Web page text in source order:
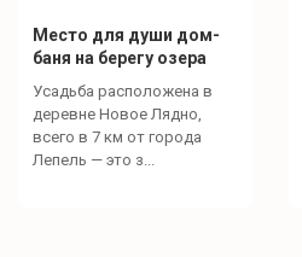
Место для души дом-
баня на берегу озера
Усадьба расположена в
деревне Новое Лядно,
всего в 7 км от города
Лепель — это з...